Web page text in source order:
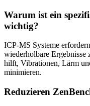
Warum ist ein
wichtig?
ICP-MS Systeme
wiederholbare Ergebnisse
hilft, Vibrationen, Lärm
minimieren.
Reduzieren